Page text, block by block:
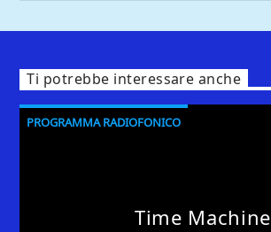
Ti potrebbe interessare anche
PROGRAMMA RADIOFONICO
Time Machine